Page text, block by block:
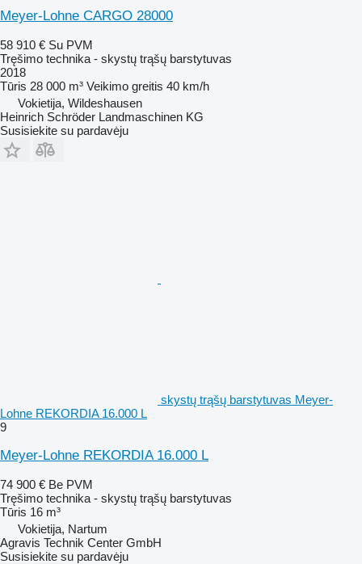
Meyer-Lohne CARGO 28000
58 910 € Su PVM
Tręšimo technika - skystų trąšų barstytuvas
2018
Tūris 28 000 m³ Veikimo greitis 40 km/h
Vokietija, Wildeshausen
Heinrich Schröder Landmaschinen KG
Susisiekite su pardavėju
skystų trąšų barstytuvas Meyer-
Lohne REKORDIA 16.000 L
9
Meyer-Lohne REKORDIA 16.000 L
74 900 € Be PVM
Tręšimo technika - skystų trąšų barstytuvas
Tūris 16 m³
Vokietija, Nartum
Agravis Technik Center GmbH
Susisiekite su pardavėju